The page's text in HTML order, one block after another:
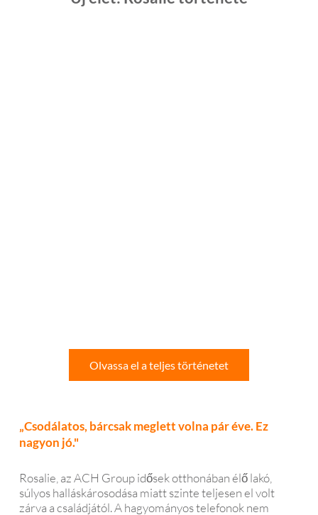
Olvassa el a teljes történetet
„Csodálatos, bárcsak meglett volna pár éve. Ez
nagyon jó."
Rosalie, az ACH Group idősek otthonában élő lakó,
súlyos halláskárosodása miatt szinte teljesen el volt
zárva a családjától. A hagyományos telefonok nem